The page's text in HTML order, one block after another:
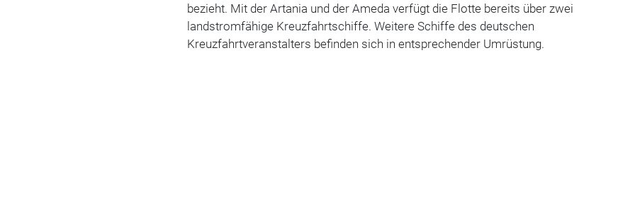
bezieht. Mit der Artania und der Ameda verfügt die Flotte bereits über zwei
landstromfähige Kreuzfahrtschiffe. Weitere Schiffe des deutschen
Kreuzfahrtveranstalters befinden sich in entsprechender Umrüstung.